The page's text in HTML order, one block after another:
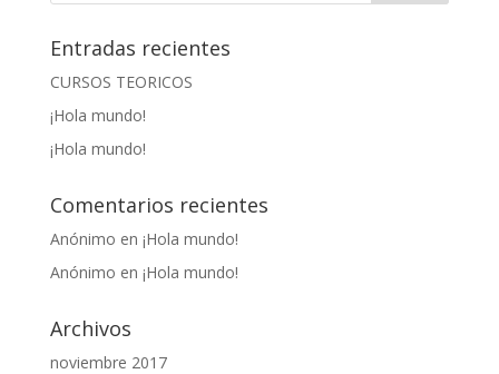
Entradas recientes
CURSOS TEORICOS
¡Hola mundo!
¡Hola mundo!
Comentarios recientes
Anónimo en ¡Hola mundo!
Anónimo en ¡Hola mundo!
Archivos
noviembre 2017